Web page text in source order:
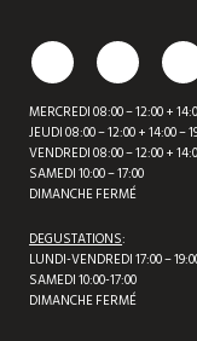
MERCREDI 08:00 – 12:00 +
JEUDI 08:00 – 12:00 + 14:00 –
VENDREDI 08:00 – 12:00 +
SAMEDI 10:00 – 17:00
DIMANCHE FERMÉ
DEGUSTATIONS:
LUNDI-VENDREDI 17:00 –
SAMEDI 10:00-17:00
DIMANCHE FERMÉ